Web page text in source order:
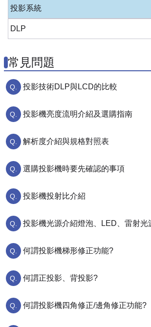
投影系統
DLP
常見問題
投影技術DLP與LCD的比較
投影機亮度流明介紹及選購指南
解析度介紹與規格對照表
選購投影機時要先確認的事項
投影機投射比介紹
投影機光源介紹燈泡、LED、雷射光
何謂投影機梯形修正功能?
何謂正投影、背投影?
何謂投影機四角修正/邊角修正功能?